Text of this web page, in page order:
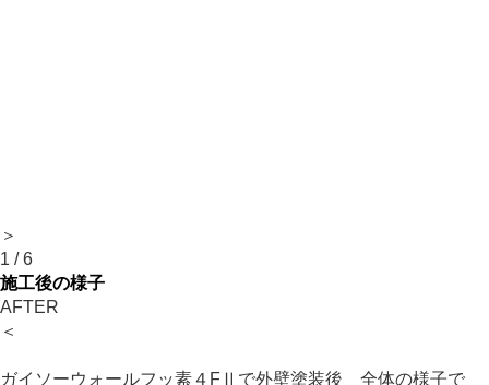
＞
1 /6
施工後の様子
AFTER
＜
ガイソーウォールフッ素４FⅡで外壁塗装後 全体の様子で